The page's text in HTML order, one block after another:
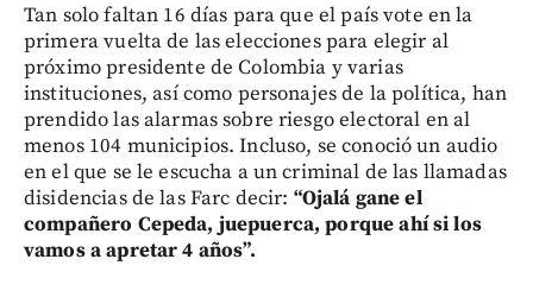
Tan solo faltan 16 días para que el país vote en la
primera vuelta de las elecciones para elegir al
próximo presidente de Colombia y varias
instituciones, así como personajes de la política, han
prendido las alarmas sobre riesgo electoral en al
menos 104 municipios. Incluso, se conoció un audio
en el que se le escucha a un criminal de las llamadas
disidencias de las Farc decir: “Ojalá gane el
compañero Cepeda, juepuerca, porque ahí si los
vamos a apretar 4 años”.